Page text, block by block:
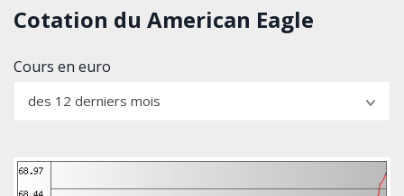
Cotation du American Eagle
Cours en euro
des 12 derniers mois